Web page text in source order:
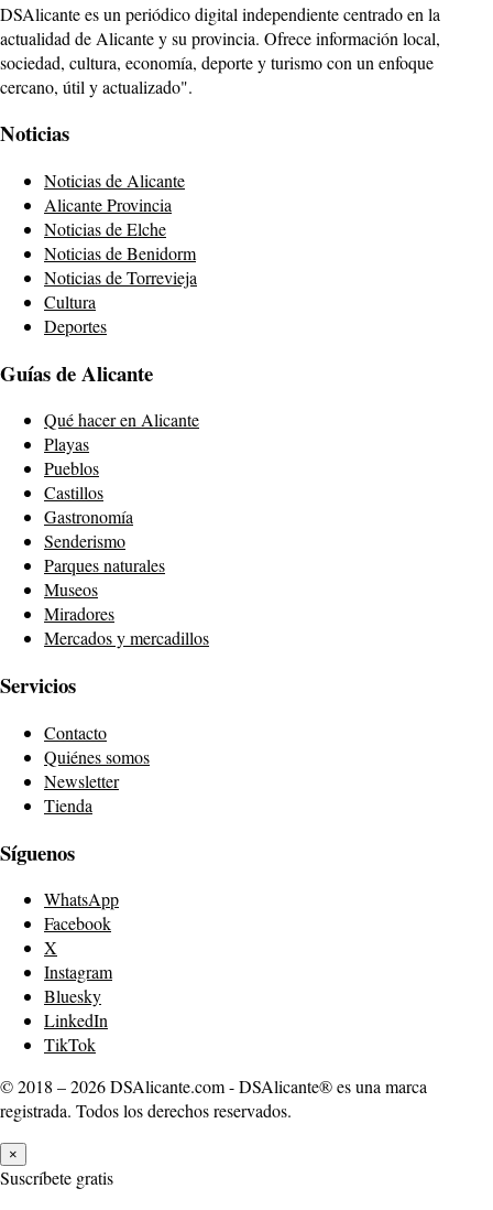
DSAlicante es un periódico digital independiente centrado en la
actualidad de Alicante y su provincia. Ofrece información local,
sociedad, cultura, economía, deporte y turismo con un enfoque
cercano, útil y actualizado".
Noticias
Noticias de Alicante
Alicante Provincia
Noticias de Elche
Noticias de Benidorm
Noticias de Torrevieja
Cultura
Deportes
Guías de Alicante
Qué hacer en Alicante
Playas
Pueblos
Castillos
Gastronomía
Senderismo
Parques naturales
Museos
Miradores
Mercados y mercadillos
Servicios
Contacto
Quiénes somos
Newsletter
Tienda
Síguenos
WhatsApp
Facebook
X
Instagram
Bluesky
LinkedIn
TikTok
© 2018 – 2026 DSAlicante.com - DSAlicante® es una marca
registrada. Todos los derechos reservados.
×
Suscríbete gratis